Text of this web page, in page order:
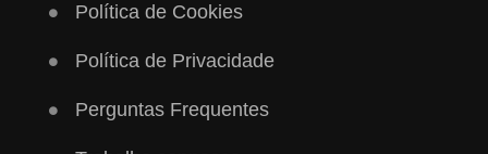
Política de Cookies
Política de Privacidade
Perguntas Frequentes